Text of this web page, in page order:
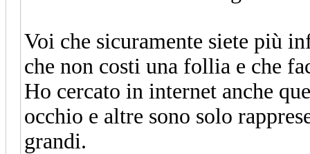
Voi che sicuramente siete più
che non costi una follia e che
Ho cercato in internet anche
occhio e altre sono solo
grandi.